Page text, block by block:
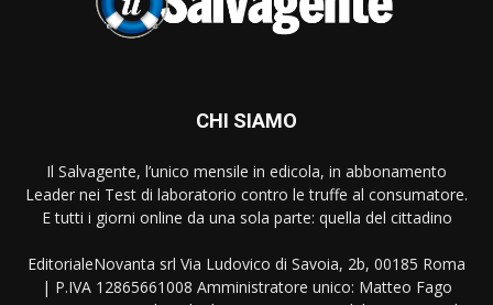
CHI SIAMO
Il Salvagente, l’unico mensile in edicola, in abbonamento
Leader nei Test di laboratorio contro le truffe al consumatore.
E tutti i giorni online da una sola parte: quella del cittadino
EditorialeNovanta srl Via Ludovico di Savoia, 2b, 00185 Roma
| P.IVA 12865661008 Amministratore unico: Matteo Fago